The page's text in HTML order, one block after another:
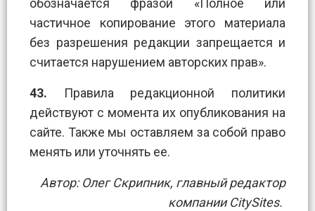
обозначается фразой «Полное или
частичное копирование этого материала
без разрешения редакции запрещается и
считается нарушением авторских прав».
43. Правила редакционной политики
действуют с момента их опубликования на
сайте. Также мы оставляем за собой право
менять или уточнять ее.
Автор: Олег Скрипник, главный редактор
компании CitySites.